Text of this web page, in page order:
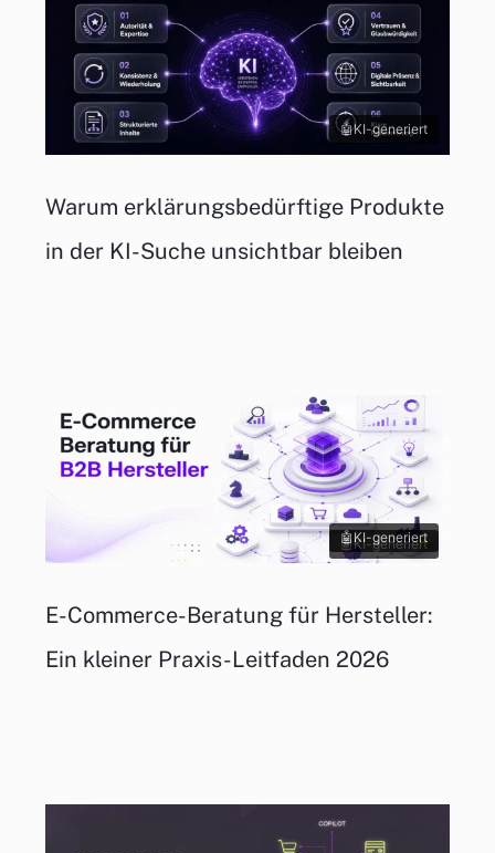
KI-generiert
Warum erklärungsbedürftige Produkte
in der KI-Suche unsichtbar bleiben
KI-generiert
KI-generiert
E-Commerce-Beratung für Hersteller:
Ein kleiner Praxis-Leitfaden 2026